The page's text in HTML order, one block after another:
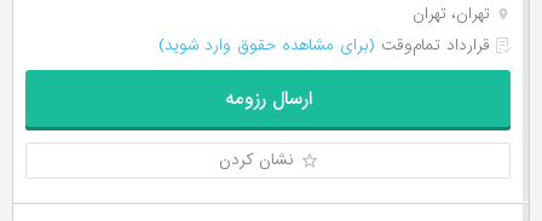
تهران، تهران
قرارداد تمام‌وقت (برای مشاهده حقوق وارد شوید)
ارسال رزومه
نشان کردن